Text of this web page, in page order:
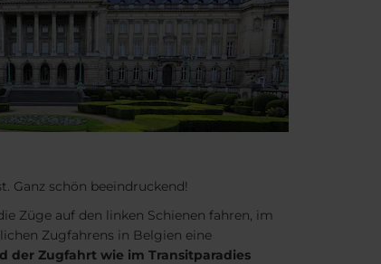
Ganz schön beeindruckend!
Züge auf den linken Schienen fahren, im
Zugfahrens in Belgien eine
der Zugfahrt wie im Transitparadies